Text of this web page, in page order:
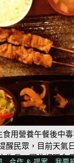
用營養午餐後中
醒民眾，目前天氣
生長，因此調理食